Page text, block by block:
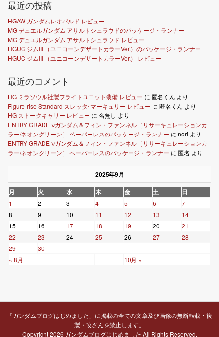
最近の投稿
HGAW ガンダムレオパルド レビュー
MG デュエルガンダム アサルトシュラウドのパッケージ・ランナー
MG デュエルガンダム アサルトシュラウド レビュー
HGUC ジムIII （ユニコーンデザートカラーVer.）のパッケージ・ランナー
HGUC ジムIII （ユニコーンデザートカラーVer.） レビュー
最近のコメント
HG ミラソウル社製フライトユニット装備 レビュー に 匿名くん より
Figure-rise Standard スレッタ･マーキュリー レビュー に 匿名くん より
HG ストークキャリー レビュー に 名無し より
ENTRY GRADE νガンダム＆フィン・ファンネル［リサーキュレーションカ
ラー/ネオングリーン］ ペーパーレスのパッケージ・ランナー に nori より
ENTRY GRADE νガンダム＆フィン・ファンネル［リサーキュレーションカ
ラー/ネオングリーン］ ペーパーレスのパッケージ・ランナー に 匿名 より
2025年9月
月
火 水 木 金 土 日
« 8月 10月 »
1 2 3 4 5 6
7
8
9 10 11 12 13
14
15
16 17 18 19 20
21
22
23 24 25 26 27
28
29
30
「ガンダムブログはじめました」に掲載の全ての文章及び画像の無断転載・複
製・改ざんを禁止します。
Copyright 2026 ガンダムブログはじめました All Rights Reserved.